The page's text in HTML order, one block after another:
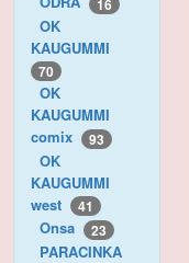
16
OK
KAUGUMMI
70
OK
KAUGUMMI
comix
93
OK
KAUGUMMI
west
41
Onsa 23
PARACINKA